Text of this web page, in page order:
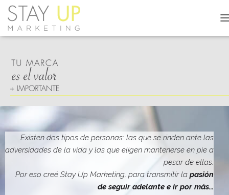
A
M
D
E
N
A
V
G
Existen dos tipos de personas: las que se rinden ante las
adversidades de la vida y las que eligen mantenerse en pie a
pesar de ellas.
Por eso creé Stay Up Marketing, para transmitir la pasión
de seguir adelante e ir por más…